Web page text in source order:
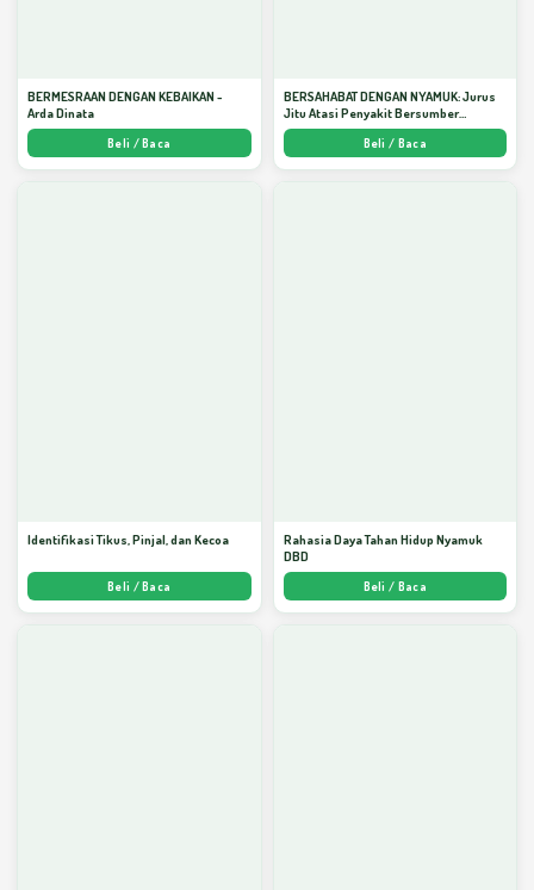
BERMESRAAN DENGAN KEBAIKAN -
Arda Dinata
Beli / Baca
BERSAHABAT DENGAN NYAMUK: Jurus
Jitu Atasi Penyakit Bersumber
Nyamuk - Arda Dinata
Beli / Baca
Identifikasi Tikus, Pinjal, dan Kecoa
Beli / Baca
Rahasia Daya Tahan Hidup Nyamuk
DBD
Beli / Baca